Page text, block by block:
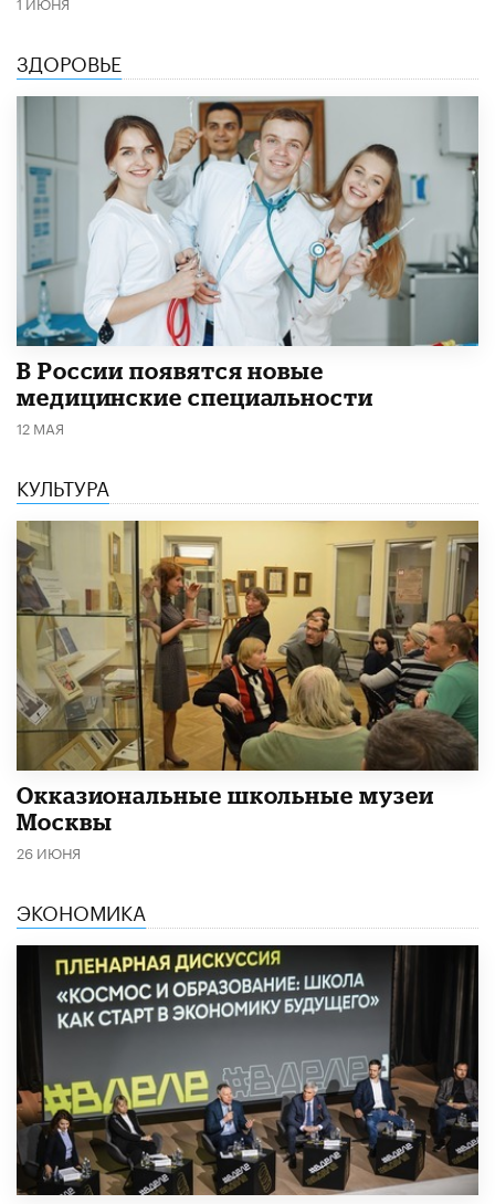
ЗДОРОВЬЕ
В России появятся новые
медицинские специальности
12 МАЯ
КУЛЬТУРА
​Окказиональные школьные музеи
Москвы
26 ИЮНЯ
ЭКОНОМИКА